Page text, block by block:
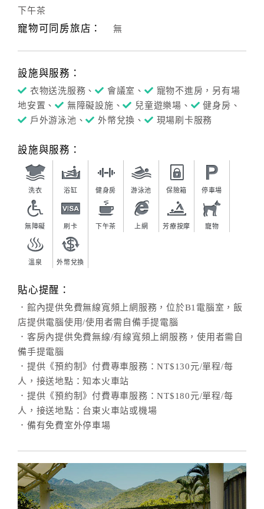
聯
Line
線
客
訂
房
Q&A
國
旅
卡
訂
房
請
款
收
據
下午茶
寵物可同房旅店： 無
設施與服務：
衣物送洗服務、 會議室、
寵物不進房，另有場
地安置、
無障礙設施、 兒童遊樂場、
健身房、
戶外游泳池、
外幣兌換、 現場刷卡服務
設施與服務：
洗衣 浴缸 健身房 游泳池 保險箱 停車場
無障礙 刷卡 下午茶 上網 芳療按摩 寵物
溫泉 外幣兌換
貼心提醒：
．館內提供免費無線寬頻上網服務，位於B1電腦室，飯
店提供電腦使用/使用者需自備手提電腦
．客房內提供免費無線/有線寬頻上網服務，使用者需自
備手提電腦
．提供《預約制》付費專車服務：NT$130元/單程/每
人，接送地點：知本火車站
．提供《預約制》付費專車服務：NT$180元/單程/每
人，接送地點：台東火車站或機場
．備有免費室外停車場